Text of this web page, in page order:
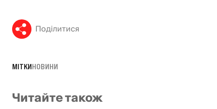
Поділитися
МІТКИНОВИНИ
Читайте також